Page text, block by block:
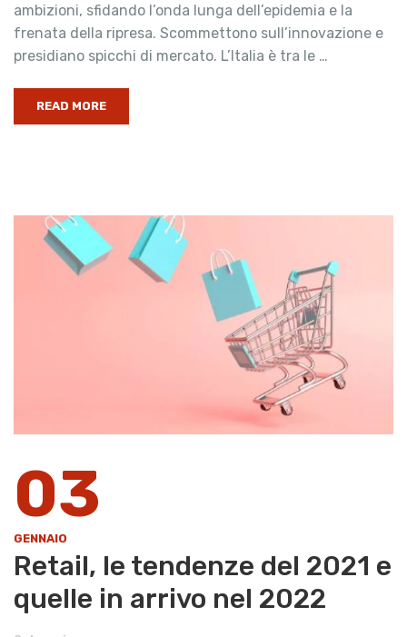
ambizioni, sfidando l’onda lunga dell’epidemia e la
frenata della ripresa. Scommettono sull’innovazione e
presidiano spicchi di mercato. L’Italia è tra le …
READ MORE
03
GENNAIO
Retail, le tendenze del 2021 e
quelle in arrivo nel 2022